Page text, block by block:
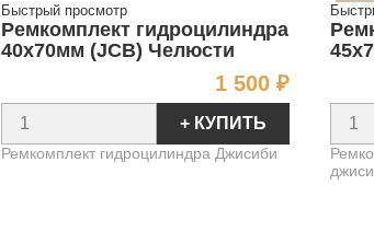
Быстрый просмотр
Ремкомплект гидроцилиндра
40х70мм (JCB) Челюсти
1 500 ₽Цена
+ КУПИТЬ
Ремкомплект гидроцилиндра Джисиби